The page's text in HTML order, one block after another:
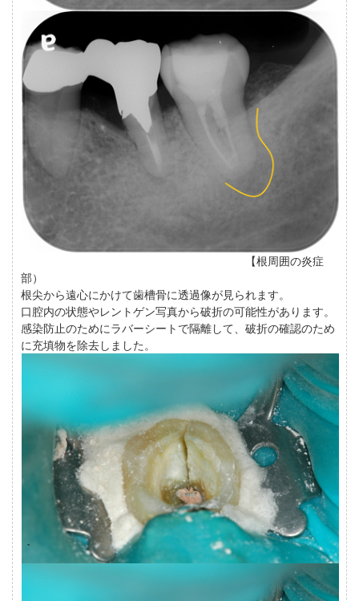
【根周囲の炎症
部）
根尖から遠心にかけて歯槽骨に透過像が見られます。
口腔内の状態やレントゲン写真から破折の可能性があります。
感染防止のためにラバーシートで隔離して、破折の確認のため
に充填物を除去しました。